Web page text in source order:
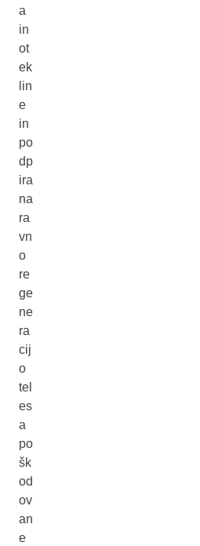
a
in
ot
ek
lin
e
in
po
dp
ira
na
ra
vn
o
re
ge
ne
ra
cij
o
tel
es
a
po
šk
od
ov
an
e